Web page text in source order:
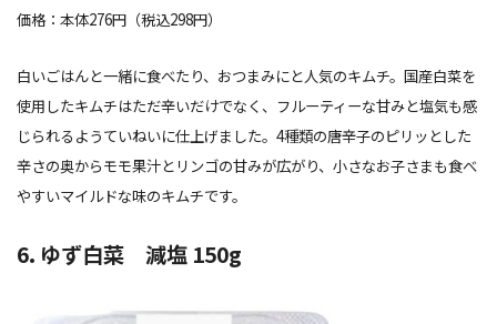
価格：本体276円（税込298円）
白いごはんと一緒に食べたり、おつまみにと人気のキムチ。国産白菜を
使用したキムチはただ辛いだけでなく、フルーティーな甘みと塩気も感
じられるようていねいに仕上げました。4種類の唐辛子のピリッとした
辛さの奥からモモ果汁とリンゴの甘みが広がり、小さなお子さまも食べ
やすいマイルドな味のキムチです。
6. ゆず白菜 減塩 150g